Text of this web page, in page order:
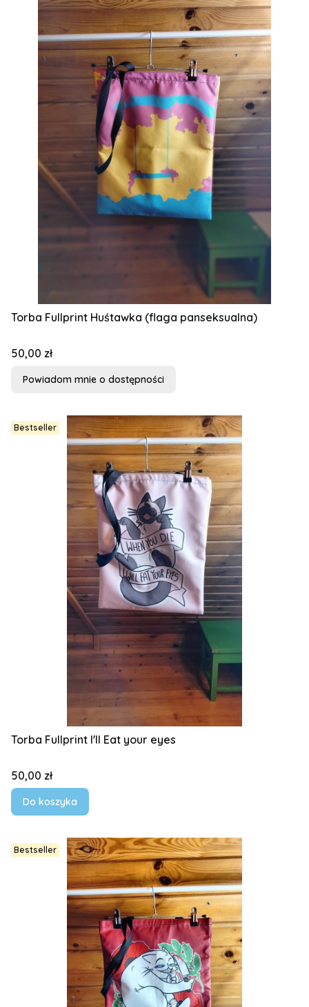
Torba Fullprint Huśtawka (flaga panseksualna)
Cena
50,00 zł
Powiadom mnie o dostępności
Bestseller
Torba Fullprint I'll Eat your eyes
Cena
50,00 zł
Do koszyka
Bestseller